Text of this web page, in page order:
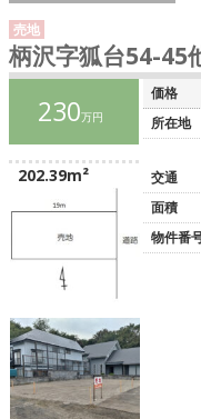
売地
柄沢字狐台54-45
230万円
202.39m²
価格
所在地
交通
面積
物件番